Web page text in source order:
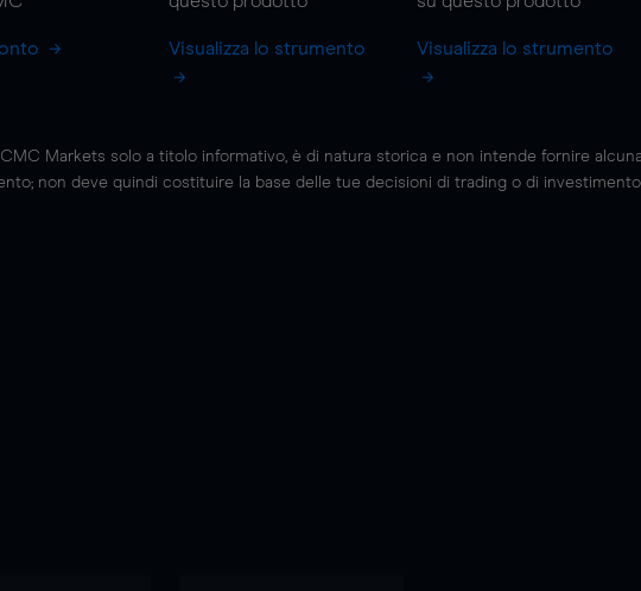
Visualizza lo strumento Visualizza lo strumento
Markets solo a titolo informativo, è di natura storica e non intende fornire alcuna
non deve quindi costituire la base delle tue decisioni di trading o di